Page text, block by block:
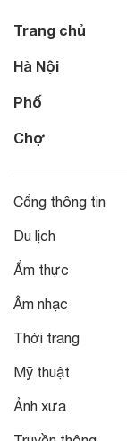
Trang chủ
Hà Nội
Phố
Chợ
Cổng thông tin
Du lịch
Ẩm thực
Âm nhạc
Thời trang
Mỹ thuật
Ảnh xưa